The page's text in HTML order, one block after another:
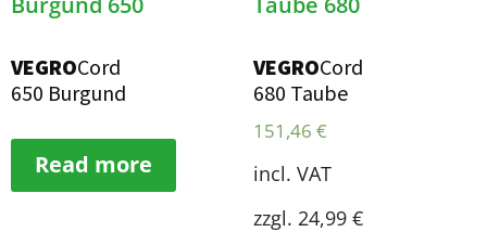
VEGROCord
650 Burgund
Read more
VEGROCord
680 Taube
151,46 €
incl. VAT
zzgl. 24,99 €